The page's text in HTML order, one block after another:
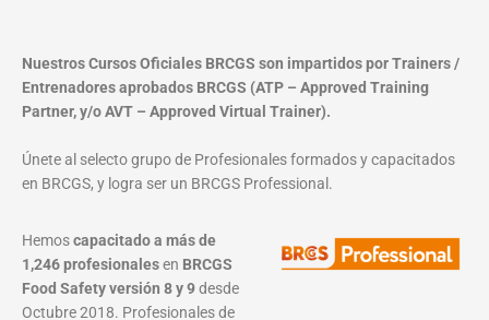
Nuestros Cursos Oficiales BRCGS son impartidos por Trainers /
Entrenadores aprobados BRCGS (ATP – Approved Training
Partner, y/o AVT – Approved Virtual Trainer).
Únete al selecto grupo de Profesionales formados y capacitados
en BRCGS, y logra ser un BRCGS Professional.
Hemoscapacitado a más de
1,246 profesionalesen BRCGS
Food Safety versión 8 y 9desde
Octubre 2018. Profesionales de